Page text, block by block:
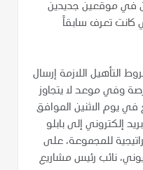
في موقعين جديدين
كانت تعرف سابقاً
التأهيل اللازمة إرسال
وفي موعد لا يتجاوز
في يوم الاثنين الموافق
بريد إلكتروني إلى بابلو
للمجموعة، على
نائب رئيس مشاريع